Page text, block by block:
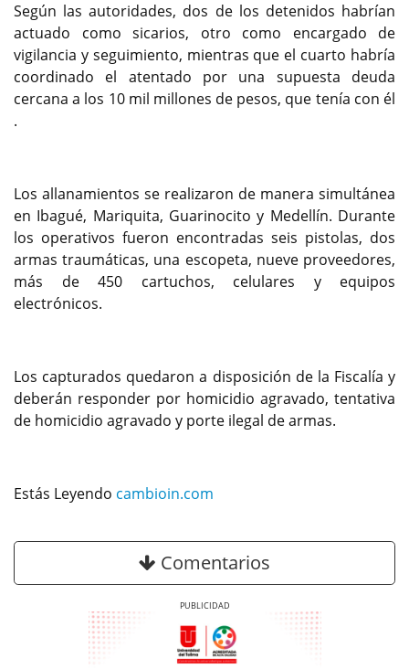
Según las autoridades, dos de los detenidos habrían
actuado como sicarios, otro como encargado de
vigilancia y seguimiento, mientras que el cuarto habría
coordinado el atentado por una supuesta deuda
cercana a los 10 mil millones de pesos, que tenía con él
.
Los allanamientos se realizaron de manera simultánea
en Ibagué, Mariquita, Guarinocito y Medellín. Durante
los operativos fueron encontradas seis pistolas, dos
armas traumáticas, una escopeta, nueve proveedores,
más de 450 cartuchos, celulares y equipos
electrónicos.
Los capturados quedaron a disposición de la Fiscalía y
deberán responder por homicidio agravado, tentativa
de homicidio agravado y porte ilegal de armas.
Estás Leyendo cambioin.com
Comentarios